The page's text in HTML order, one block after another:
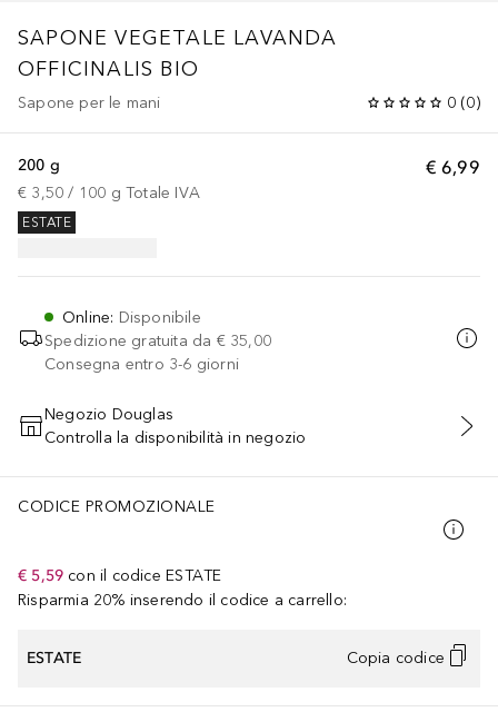
SAPONE VEGETALE LAVANDA
OFFICINALIS BIO
Sapone per le mani 0 (0)
€ 6,99
200 g
€ 3,50 / 100 g Totale IVA
ESTATE
Online: Disponibile
Spedizione gratuita da € 35,00
Consegna entro 3-6 giorni
AGGIUNGI AL CARRELLO
Negozio Douglas
Controlla la disponibilità in negozio
CODICE PROMOZIONALE
€ 5,59 con il codice ESTATE
Risparmia 20% inserendo il codice a carrello:
ESTATE Copia codice